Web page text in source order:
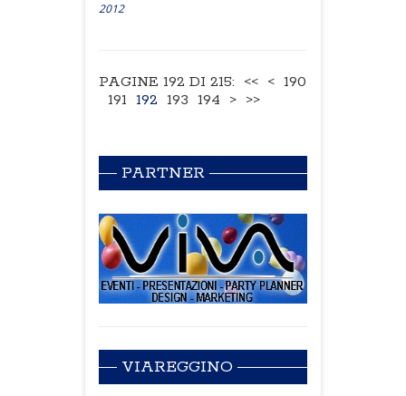
2012
PAGINE 192 DI 215: << < 190
191 192 193 194 > >>
PARTNER
VIAREGGINO